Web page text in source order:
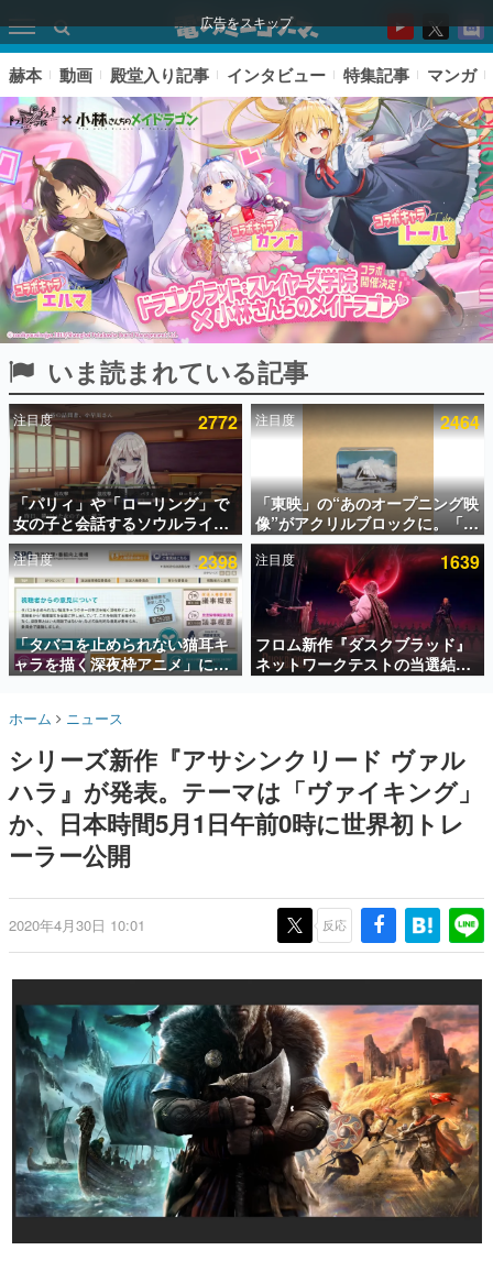
広告をスキップ
ピックアップ
電ファミのいま読まれている記事ランキング
アプリセール情報
インタビュー
連載・特集一覧
殿堂入り記事
SNS拡散数が数千以上！ ページビュー数万以上！ などな
ど。多くの人々に読まれた、電ファミ渾身の“殿堂入り”記
事をまとめました。
名作ゲームクリエイターの方々に製作時のエピソードをお
きます。
赫本
この物語を解いてはいけない。『赫本』は、〈試験問題〉
の形をした短編ホラー小説集です。
これからのデジタルゲーム市場を担う若きクリエイター達
の姿を追い、彼らのルーツと情熱を探っていきます。
ゲームに多大な影響を受けた作家さんに取材し、ゲームが
日本のコンテンツ産業やカルチャーに与えた影響を探る企
画です。
日本モバイルゲーム産業史
日本のモバイルゲーム史における主要なトピック・タイト
ルを網羅するほか、開発者へのインタビューや識者による
解説を掲載。約20年の歴史が一望できる決定版！
若ゲのいたり〜ゲームクリエイターの青春〜
『うつヌケ』『ペンと箸』等で知られるマンガ家・田中圭
一先生によるゲーム業界レポートマンガです。
赫本 動画 殿堂入り記事 インタビュー 特集記事 マンガ
いま読まれている記事
注目度 2772
「パリィ」や「ローリング」で
女の子と会話するソウルライク
恋愛ゲーム『小早川さんはソウ
ルライク』無料公開。返事に失
敗すると「YOU DIED」
注目度 2464
「東映」の“あのオープニング映
像”がアクリルブロックに。「東
映ヒストリカル グッズコレクシ
ョン」が8月下旬より発売
注目度 2398
「タバコを止められない猫耳キ
ャラを描く深夜枠アニメ」に視
聴者の一部から批判意見。違法
て、BPOが議論を交わす
注目度 1639
フロム新作『ダスクブラッド』
ネットワークテストの当選結果
が8月7日22時に発表。応募サイ
ホーム ニュース
シリーズ新作『アサシンクリード ヴァル
ハラ』が発表。テーマは「ヴァイキング」
か、日本時間5月1日午前0時に世界初トレ
ーラー公開
2020年4月30日 10:01 反応